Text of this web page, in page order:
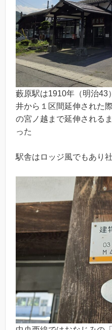
藪原駅は1910年（明治43
井から１区間延伸された
の宮ノ越まで延伸される
った
駅舎はロッジ風でもあり